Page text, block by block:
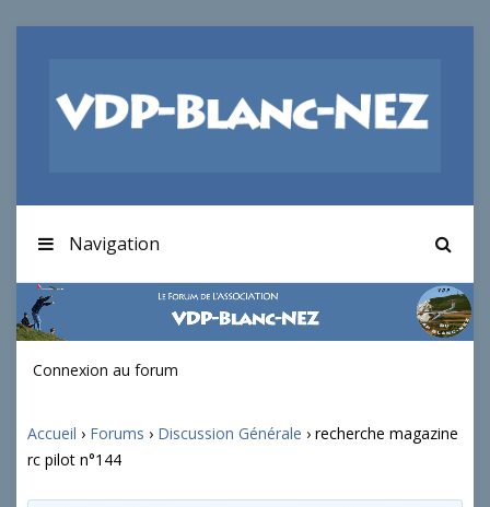
Navigation
Connexion au forum
Accueil › Forums › Discussion Générale › recherche magazine
rc pilot n°144